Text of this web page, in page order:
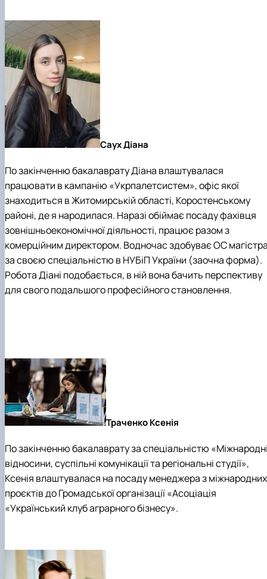
Саух Діана
По закінченню бакалаврату Діана влаштувалася
працювати в кампанію «Укрпалетсистем», офіс якої
знаходиться в Житомирській області, Коростенському
районі, де я народилася. Наразі обіймає посаду фахівця
зовнішньоекономічної діяльності, працює разом з
комерційним директором. Водночас здобуває ОС
за своєю спеціальністю в НУБіП України (заочна форма).
Робота Діані подобається, в ній вона бачить перспективу
для свого подальшого професійного становлення.
Траченко Ксенія
По закінченню бакалаврату за спеціальністю
відносини, суспільні комунікації та регіональні студії»,
Ксенія влаштувалася на посаду менеджера з міжнародних
проєктів до Громадської організації «Асоціація
«Український клуб аграрного бізнесу».